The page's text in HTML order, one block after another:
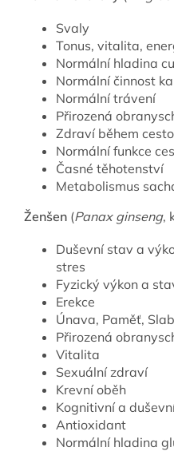
Svaly
Tonus, vitalita,
Normální hladina
Normální činnost
Normální trávení
Přirozená
Zdraví během
Normální funkce
Časné těhotenství
Metabolismus
Ženšen (Panax ginseng,
Duševní stav a
stres
Fyzický výkon a
Erekce
Únava, Paměť,
Přirozená
Vitalita
Sexuální zdraví
Krevní oběh
Kognitivní a
Antioxidant
Normální hladina